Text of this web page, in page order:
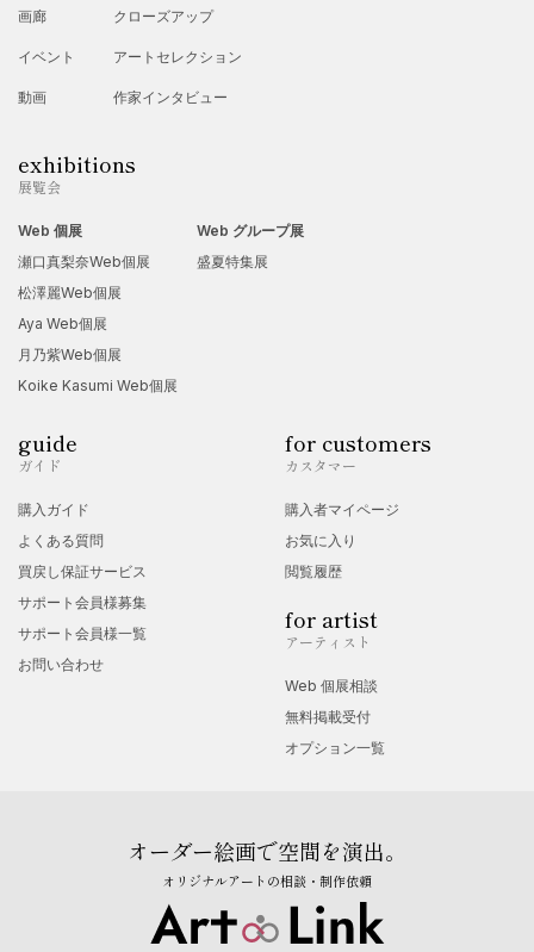
画廊
イベント
動画
クローズアップ
アートセレクション
作家インタビュー
exhibitions
展覧会
Web 個展
瀬口真梨奈Web個展
松澤麗Web個展
Aya Web個展
月乃紫Web個展
Koike Kasumi Web個展
Web グループ展
盛夏特集展
guide
ガイド
購入ガイド
よくある質問
買戻し保証サービス
サポート会員様募集
サポート会員様一覧
お問い合わせ
for customers
カスタマー
購入者マイページ
お気に入り
閲覧履歴
for artist
アーティスト
Web 個展相談
無料掲載受付
オプション一覧
オーダー絵画で空間を演出。
オリジナルアートの相談・制作依頼